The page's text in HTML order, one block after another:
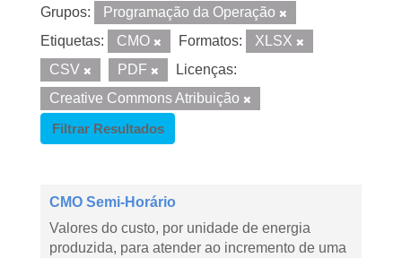
Grupos:
Programação da Operação
Etiquetas:
CMO Formatos:
XLSX
CSV
PDF
Licenças:
Creative Commons Atribuição
Filtrar Resultados
CMO Semi-Horário
Valores do custo, por unidade de energia
produzida, para atender ao incremento de uma